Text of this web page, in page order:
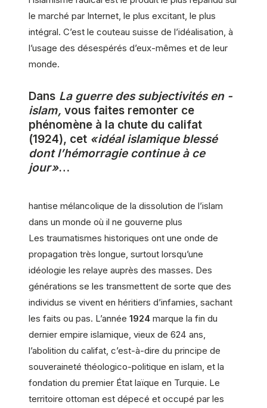
le marché par ­Internet, le plus excitant, le plus
intégral. C’est le couteau suisse de l’idéalisation, à
l’usage des désespérés d’eux-mêmes et de leur
monde.
Dans La guerre des subjectivités en ­
islam , vous faites remonter ce
phénomène à la chute du califat
(1924), cet « idéal ­islamique blessé
dont l’hémorragie ­continue à ce
jour »…
hantise mélan­colique de la dissolution de l’islam
dans un monde où il ne gouverne plus
Les traumatismes historiques ont une onde de
propagation très longue, surtout lorsqu’une
idéologie les relaye auprès des masses. Des
générations se les transmettent de sorte que des
individus se vivent en héritiers d’infamies, sachant
les faits ou pas. L’année 1924 marque la fin du
dernier empire islamique, vieux de 624 ans,
l’abolition du califat, c’est-à-dire du principe de
souveraineté théologico-politique en islam, et la
fondation du premier État laïque en Turquie. Le
territoire ottoman est dépecé et occupé par les